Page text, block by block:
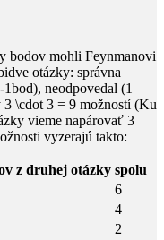
bodov mohli Feynmanovi
otázky: správna
-1bod), neodpovedal (1
3 \cdot 3 = 9 možností (Ku
vieme napárovať 3
vyzerajú takto:
z druhej otázky spolu
6
4
2